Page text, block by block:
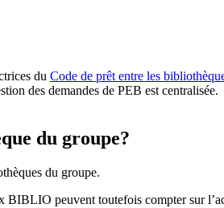
du Code de prêt entre les
des demandes de PEB est centralisée.
du groupe?
du groupe.
BIBLIO peuvent toutefois compter sur